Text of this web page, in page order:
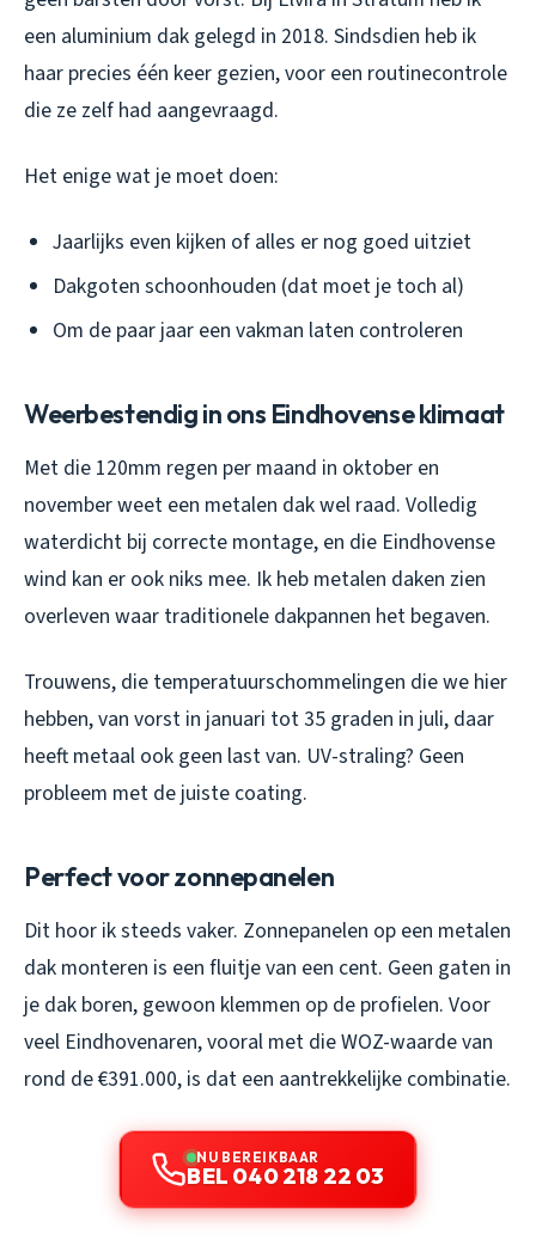
een aluminium dak gelegd in 2018. Sindsdien heb ik
haar precies één keer gezien, voor een routinecontrole
die ze zelf had aangevraagd.
Het enige wat je moet doen:
Jaarlijks even kijken of alles er nog goed uitziet
Dakgoten schoonhouden (dat moet je toch al)
Om de paar jaar een vakman laten controleren
Weerbestendig in ons Eindhovense klimaat
Met die 120mm regen per maand in oktober en
november weet een metalen dak wel raad. Volledig
waterdicht bij correcte montage, en die Eindhovense
wind kan er ook niks mee. Ik heb metalen daken zien
overleven waar traditionele dakpannen het begaven.
Trouwens, die temperatuurschommelingen die we hier
hebben, van vorst in januari tot 35 graden in juli, daar
heeft metaal ook geen last van. UV-straling? Geen
probleem met de juiste coating.
Perfect voor zonnepanelen
Dit hoor ik steeds vaker. Zonnepanelen op een metalen
dak monteren is een fluitje van een cent. Geen gaten in
je dak boren, gewoon klemmen op de profielen. Voor
veel Eindhovenaren, vooral met die WOZ-waarde van
rond de €391.000, is dat een aantrekkelijke combinatie.
NU BEREIKBAAR
BEL 040 218 22 03